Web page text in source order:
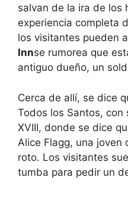
salvan de la ira de los
experiencia completa
los visitantes pueden
Innse rumorea que
antiguo dueño, un
Cerca de allí, se dice
Todos los Santos,
XVIII, donde se dice
Alice Flagg, una joven
roto. Los visitantes
tumba para pedir un